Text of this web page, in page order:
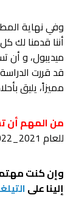
وفي نهاية
أننا قدمنا لك
ميديبول، و أن
قد قررت
مميزاً، يليق
من المهم أن
للعام 2021_2022
وإن كنت مهتماً
إلينا على